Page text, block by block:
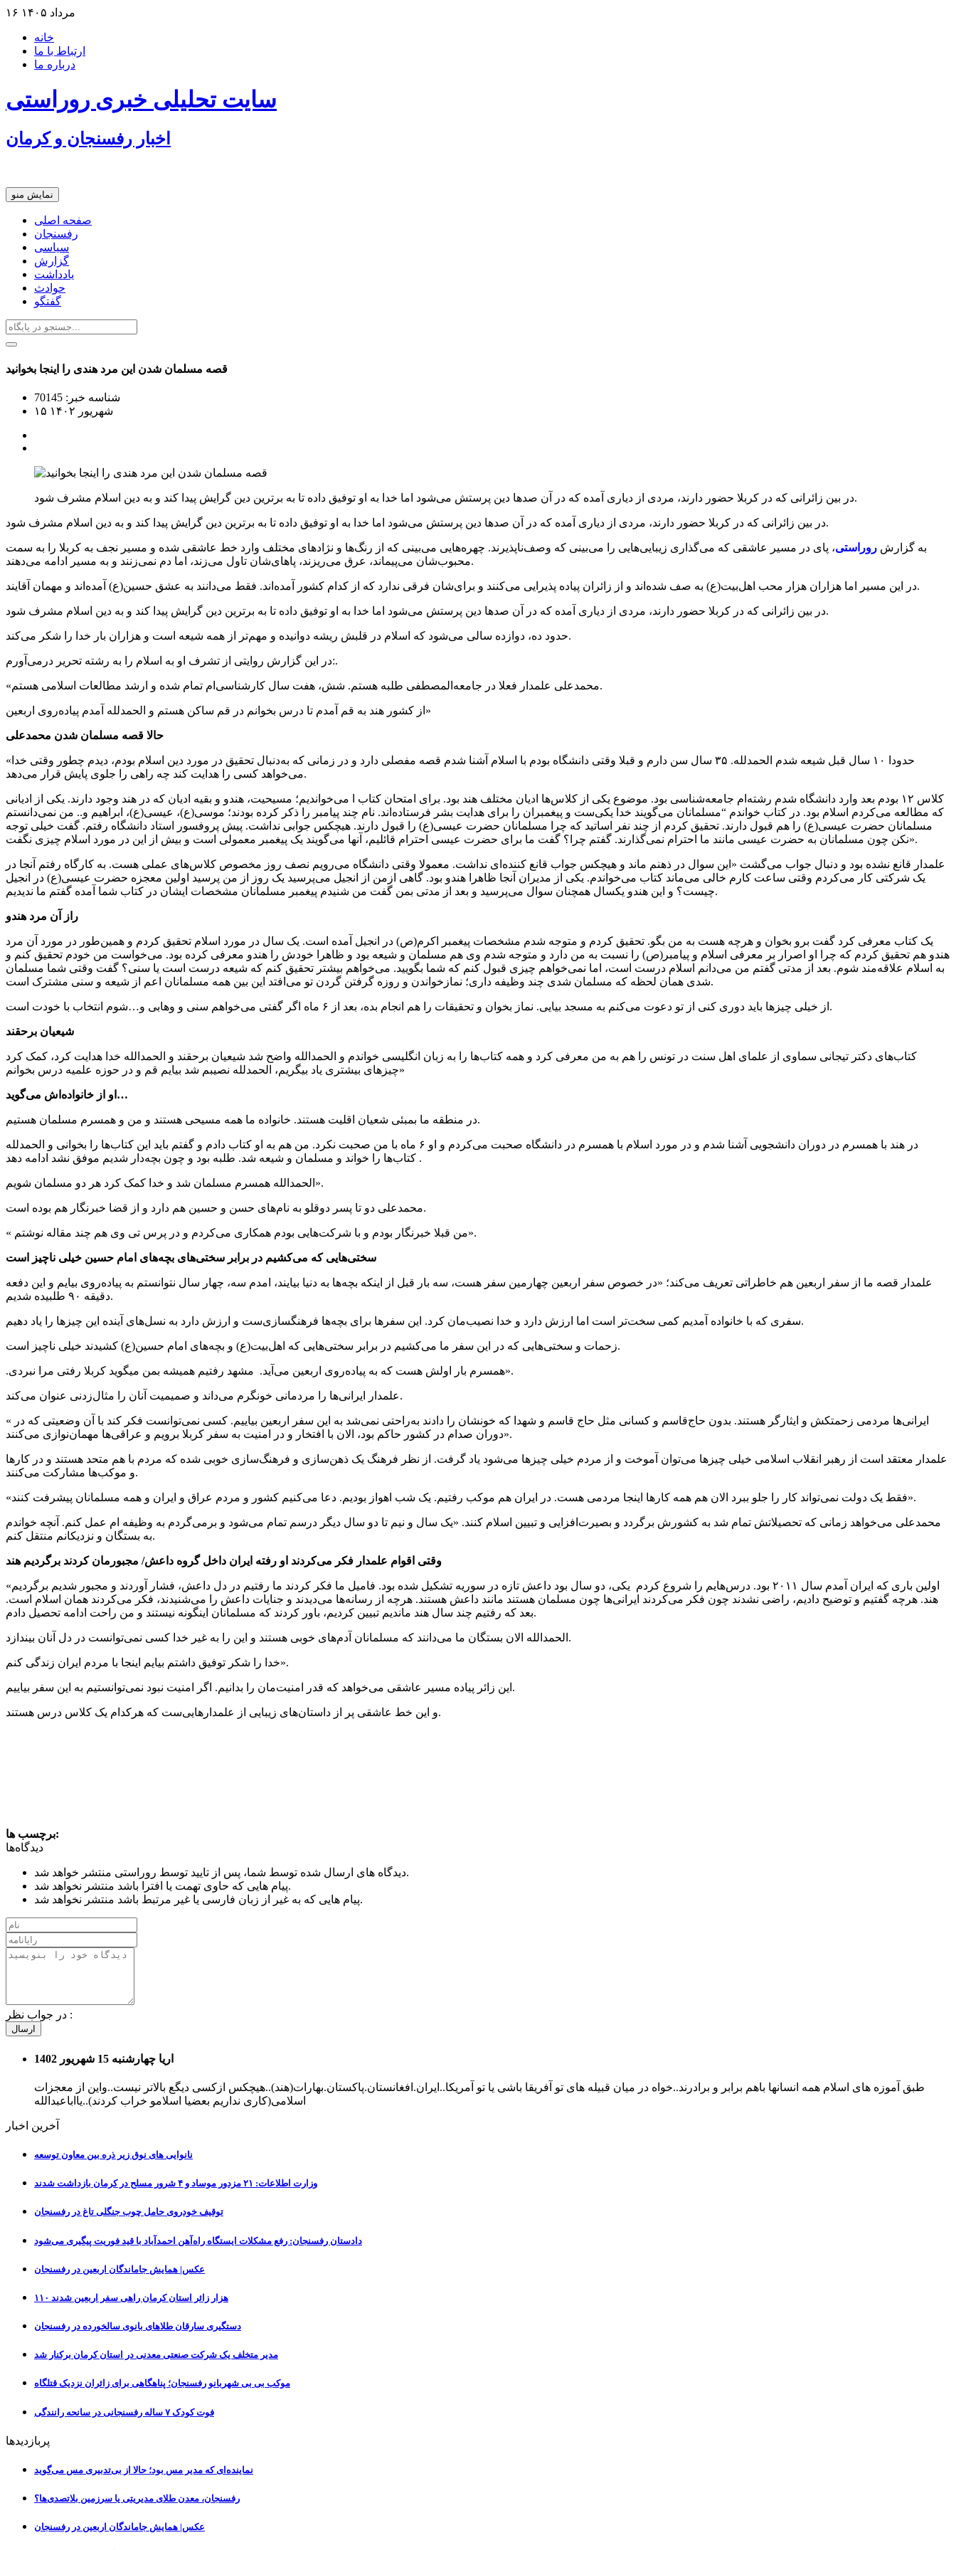
۱۶ مرداد ۱۴۰۵
خانه
ارتباط با ما
درباره ما
سایت تحلیلی خبری روراستی
اخبار رفسنجان و كرمان
نانوایی های نوق زیر ذره بین معاون توسعه
توقیف خودروی حامل چوب جنگلی تاغ در رفسنجان
نمایش منو
صفحه اصلی
رفسنجان
سیاسی
گزارش
یادداشت
حوادث
گفتگو
قصه مسلمان شدن این مرد هندی را اینجا بخوانید
شناسه خبر: 70145
۱۵ شهریور ۱۴۰۲
در بین زائرانی که در کربلا حضور دارند، مردی از دیاری آمده که در آن صدها دین پرستش می‌شود اما خدا به او توفیق داده تا به برترین دین گرایش پیدا کند و به دین اسلام مشرف شود.
در بین زائرانی که در کربلا حضور دارند، مردی از دیاری آمده که در آن صدها دین پرستش می‌شود اما خدا به او توفیق داده تا به برترین دین گرایش پیدا کند و به دین اسلام مشرف شود.
به گزارش روراستی، پای در مسیر عاشقی که می‌گذاری زیبایی‌هایی را می‌بینی که وصف‌ناپذیرند. چهره‌هایی می‌بینی که از رنگ‌ها و نژادهای مختلف وارد خط عاشقی شده و مسیر نجف به کربلا را به سمت
محبوب‌شان می‌پیماند، عرق می‌ریزند، پاهای‌شان تاول می‌زند، اما دم نمی‌زنند و به مسیر ادامه می‌دهند.
در این مسیر اما هزاران هزار محب اهل‌بیت(ع) به صف شده‌اند و از زائران پیاده پذیرایی می‌کنند و برای‌شان فرقی ندارد که از کدام کشور آمده‌اند. فقط می‌دانند به عشق حسین(ع) آمده‌اند و مهمان آقایند.
در بین زائرانی که در کربلا حضور دارند، مردی از دیاری آمده که در آن صدها دین پرستش می‌شود اما خدا به او توفیق داده تا به برترین دین گرایش پیدا کند و به دین اسلام مشرف شود.
حدود ده، دوازده سالی می‌شود که اسلام در قلبش ریشه دوانیده و مهم‌تر از همه شیعه است و هزاران بار خدا را شکر می‌کند.
در این گزارش روایتی از تشرف او به اسلام را به رشته تحریر درمی‌آورم:.
«محمدعلی علمدار فعلا در جامعه‌المصطفی طلبه هستم. شش، هفت سال کارشناسی‌ام تمام شده و ارشد مطالعات اسلامی هستم.
از کشور هند به قم آمدم تا درس بخوانم در قم ساکن هستم و الحمدلله آمدم پیاده‌روی اربعین»
حالا قصه مسلمان شدن محمدعلی
«حدودا ۱۰ سال قبل شیعه شدم الحمدلله. ۳۵ سال سن دارم و قبلا وقتی دانشگاه بودم با اسلام آشنا شدم قصه مفصلی دارد و در زمانی که به‌دنبال تحقیق در مورد دین اسلام بودم، دیدم چطور وقتی خدا
می‌خواهد کسی را هدایت کند چه راهی را جلوی پایش قرار می‌دهد.
کلاس ۱۲ بودم بعد وارد دانشگاه شدم رشته‌ام جامعه‌شناسی بود. موضوع یکی از کلاس‌ها ادیان مختلف هند بود. برای امتحان کتاب ا می‌خواندیم؛ مسیحیت، هندو و بقیه ادیان که در هند وجود دارند. یکی از ادیانی
که مطالعه می‌کردم اسلام بود. در کتاب خواندم “مسلمانان می‌گویند خدا یکی‌ست و پیغمبران را برای هدایت بشر فرستاده‌اند. نام چند پیامبر را ذکر کرده بودند؛ موسی(ع)، عیسی(ع)، ابراهیم و.. من نمی‌دانستم
مسلمانان حضرت عیسی(ع) را هم قبول دارند. تحقیق کردم از چند نفر اساتید که چرا مسلمانان حضرت عیسی(ع) را قبول دارند. هیچکس جوابی نداشت. پیش پروفسور استاد دانشگاه رفتم. گفت خیلی توجه
نکن چون مسلمانان به حضرت عیسی مانند ما احترام نمی‌گذارند. گفتم چرا؟ گفت ما برای حضرت عیسی احترام قائلیم، آنها می‌گویند یک پیغمبر معمولی است و بیش از این در مورد اسلام چیزی نگفت».
علمدار قانع نشده بود و دنبال جواب می‌گشت «این سوال در ذهنم ماند و هیچکس جواب قانع کننده‌ای نداشت. معمولا وقتی دانشگاه می‌رویم نصف روز مخصوص کلاس‌های عملی هست. به کارگاه رفتم آنجا در
یک شرکتی کار می‌کردم وقتی ساعت کارم خالی می‌ماند کتاب می‌خواندم. یکی از مدیران آنجا ظاهرا هندو بود. گاهی ازمن از انجیل می‌پرسید یک روز از من پرسید اولین معجزه حضرت عیسی(ع) در انجیل
چیست؟ و این هندو یکسال همچنان سوال می‌پرسید و بعد از مدتی بمن گفت من شنیدم پیغمبر مسلمانان مشخصات ایشان در کتاب شما آمده گفتم ما ندیدیم.
راز آن مرد هندو
یک کتاب معرفی کرد گفت برو بخوان و هرچه هست به من بگو. تحقیق کردم و متوجه شدم مشخصات پیغمبر اکرم(ص) در انجیل آمده است. یک سال در مورد اسلام تحقیق کردم و همین‌طور در مورد آن مرد
هندو هم تحقیق کردم که چرا او اصرار بر معرفی اسلام و پیامبر(ص) را نسبت به من دارد و متوجه شدم وی هم مسلمان و شیعه بود و ظاهرا خودش را هندو معرفی کرده بود. می‌خواست من خودم تحقیق کنم و
به اسلام علاقه‌مند شوم. بعد از مدتی گفتم من می‌دانم اسلام درست است، اما نمی‌خواهم چیزی قبول کنم که شما بگویید. می‌خواهم بیشتر تحقیق کنم که شیعه درست است یا سنی؟ گفت وقتی شما مسلمان
شدی همان لحظه که مسلمان شدی چند وظیفه داری؛ نمازخواندن و روزه گرفتن گردن تو می‌افتد این بین همه مسلمانان اعم از شیعه و سنی مشترک است.
از خیلی چیزها باید دوری کنی از تو دعوت می‌کنم به مسجد بیایی. نماز بخوان و تحقیقات را هم انجام بده، بعد از ۶ ماه اگر گفتی می‌خواهم سنی و وهابی و…شوم انتخاب با خودت است.
شیعیان برحقند
کتاب‌های دکتر تیجانی سماوی از علمای اهل سنت در تونس را هم به من معرفی کرد و همه کتاب‌ها را به زبان انگلیسی خواندم و الحمدالله واضح شد شیعیان برحقند و الحمدالله خدا هدایت کرد، کمک کرد
چیزهای بیشتری یاد بیگریم، الحمدلله نصیبم شد بیایم قم و در حوزه علمیه درس بخوانم»
او از خانواده‌اش می‌گوید…
در منطقه ما بمبئی شعیان اقلیت هستند. خانواده ما همه مسیحی هستند و من و همسرم مسلمان هستیم.
در هند با همسرم در دوران دانشجویی آشنا شدم و در مورد اسلام با همسرم در دانشگاه صحبت می‌کردم و او ۶ ماه با من صحبت نکرد. من هم به او کتاب دادم و گفتم باید این کتاب‌ها را بخوانی و الحمدلله
کتاب‌ها را خواند و مسلمان و شیعه شد. طلبه بود و چون بچه‌دار شدیم موفق نشد ادامه دهد .
الحمدالله همسرم مسلمان شد و خدا کمک کرد هر دو مسلمان شویم».
محمدعلی دو تا پسر دوقلو به نام‌های حسن و حسین هم دارد و از قضا خبرنگار هم بوده است.
« من قبلا خبرنگار بودم و با شرکت‌هایی بودم همکاری می‌کردم و در پرس تی وی هم چند مقاله نوشتم».
سختی‌هایی که می‌کشیم در برابر سختی‌های بچه‌های امام حسین خیلی ناچیز است
علمدار قصه ما از سفر اربعین هم خاطراتی تعریف می‌کند؛ «در خصوص سفر اربعین چهارمین سفر هست، سه بار قبل از اینکه بچه‌ها به دنیا بیایند، امدم سه، چهار سال نتوانستم به پیاده‌روی بیایم و این دفعه
دقیقه ۹۰ طلبیده شدیم.
سفری که با خانواده آمدیم کمی سخت‌تر است اما ارزش دارد و خدا نصیب‌مان کرد. این سفرها برای بچه‌ها فرهنگسازی‌ست و ارزش دارد به نسل‌های آینده این چیزها را یاد دهیم.
زحمات و سختی‌هایی که در این سفر ما می‌کشیم در برابر سختی‌هایی که اهل‌بیت(ع) و بچه‌های امام حسین(ع) کشیدند خیلی ناچیز است.
.همسرم بار اولش هست که به پیاده‌روی اربعین می‌آید. مشهد رفتیم همیشه بمن میگو‌ید کربلا رفتی مرا نبردی».
علمدار ایرانی‌ها را مردمانی خونگرم می‌داند و صمیمیت آنان را مثال‌زدنی عنوان می‌کند.
« ایرانی‌ها مردمی زحمتکش و ایثارگر هستند. بدون حاج‌قاسم و کسانی مثل حاج قاسم و شهدا که خونشان را دادند به‌راحتی نمی‌شد به این سفر اربعین بیاییم. کسی نمی‌توانست فکر کند با آن وضعیتی که در
دوران صدام در کشور حاکم بود، الان با افتخار و در امنیت به سفر کربلا برویم و عراقی‌ها مهمان‌نوازی می‌کنند».
علمدار معتقد است از رهبر انقلاب اسلامی خیلی چیزها می‌توان آموخت و از مردم خیلی چیزها می‌شود یاد گرفت. از نظر فرهنگ یک ذهن‌سازی و فرهنگ‌سازی خوبی شده که مردم با هم متحد هستند و در کارها
و موکب‌ها مشارکت می‌کنند.
«فقط یک دولت نمی‌تواند کار را جلو ببرد الان هم همه کارها اینجا مردمی هست. در ایران هم موکب رفتیم. یک شب اهواز بودیم. دعا می‌کنیم کشور و مردم عراق و ایران و همه مسلمانان پیشرفت کنند».
محمدعلی می‌خواهد زمانی که تحصیلاتش تمام شد به کشورش برگردد و بصیرت‌افزایی و تبیین اسلام کنند. «یک سال و نیم تا دو سال دیگر درسم تمام می‌شود و برمی‌گردم به وظیفه ام عمل کنم. آنچه خواندم
به بستگان و نزدیکانم منتقل کنم.
وقتی اقوام علمدار فکر می‌کردند او رفته ایران داخل گروه داعش/ مجبورمان کردند برگردیم هند
«اولین باری که ایران آمدم سال ۲۰۱۱ بود. درس‌هایم را شروع کردم یکی، دو سال بود داعش تازه در سوریه تشکیل شده بود. فامیل ما فکر کردند ما رفتیم در دل داعش، فشار آوردند و مجبور شدیم برگردیم
هند. هرچه گفتیم و توضیح دادیم، راضی نشدند چون فکر می‌کردند ایرانی‌ها چون مسلمان هستند مانند داعش هستند. هرچه از رسانه‌ها می‌دیدند و جنایات داعش را می‌شنیدند، فکر می‌کردند همان اسلام است.
بعد که رفتیم چند سال هند ماندیم تبیین کردیم، باور کردند که مسلمانان اینگونه نیستند و من راحت ادامه تحصیل دادم.
الحمدالله الان بستگان ما می‌دانند که مسلمانان آدم‌های خوبی هستند و این را به غیر خدا کسی نمی‌توانست در دل آنان بیندازد.
خدا را شکر توفیق داشتم بیایم اینجا با مردم ایران زندگی کنم».
این زائر پیاده مسیر عاشقی می‌خواهد که قدر امنیت‌مان را بدانیم. اگر امنیت نبود نمی‌توانستیم به این سفر بیاییم.
و این خط عاشقی پر از داستان‌های زیبایی از علمدارهایی‌ست که هرکدام یک کلاس درس هستند.
برچسب ها:
دیدگاه‌ها
دیدگاه های ارسال شده توسط شما، پس از تایید توسط روراستی منتشر خواهد شد.
پیام هایی که حاوی تهمت یا افترا باشد منتشر نخواهد شد.
پیام هایی که به غیر از زبان فارسی یا غیر مرتبط باشد منتشر نخواهد شد.
:
ارسال
اریا چهارشنبه 15 شهریور 1402
طبق آموزه های اسلام همه انسانها باهم برابر و برادرند..خواه در میان قبیله های تو آفریقا باشی یا تو آمریکا..ایران.افغانستان.پاکستان.بهارات(هند)..هیچکس ازکسی دیگع بالاتر نیست..واین از معجزات
اسلامی(کاری نداریم بعضیا اسلامو خراب کردند)..یااباعبدالله
آخرین اخبار
نانوایی های نوق زیر ذره بین معاون توسعه
وزارت اطلاعات: ۲۱ مزدور موساد و ۴ شرور مسلح در کرمان بازداشت شدند
توقیف خودروی حامل چوب جنگلی تاغ در رفسنجان
دادستان رفسنجان: رفع مشکلات ایستگاه راه‌آهن احمدآباد با قید فوریت پیگیری می‌شود
عکس| همایش جاماندگان اربعین در رفسنجان
۱۱۰ هزار زائر استان کرمان راهی سفر اربعین شدند
دستگیری سارقان طلاهای بانوی سالخورده در رفسنجان
مدیر متخلف یک شرکت صنعتی معدنی در استان کرمان برکنار شد
موکب بی بی شهربانو رفسنجان؛ پناهگاهی برای زائران نزدیک قتلگاه
فوت کودک ۷ ساله رفسنجانی در سانحه رانندگی
پربازدیدها
نماینده‌ای که مدیر مس بود؛ حالا از بی‌تدبیری مس می‌گوید
رفسنجان، معدن طلای مدیریتی یا سرزمین بلاتصدی‌ها؟
عکس| همایش جاماندگان اربعین در رفسنجان